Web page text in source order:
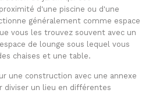
d'une piscine ou d'une
généralement comme espace
vous les trouvez souvent avec un
de lounge sous lequel vous
chaises et une table.
une construction avec une annexe
diviser un lieu en différentes